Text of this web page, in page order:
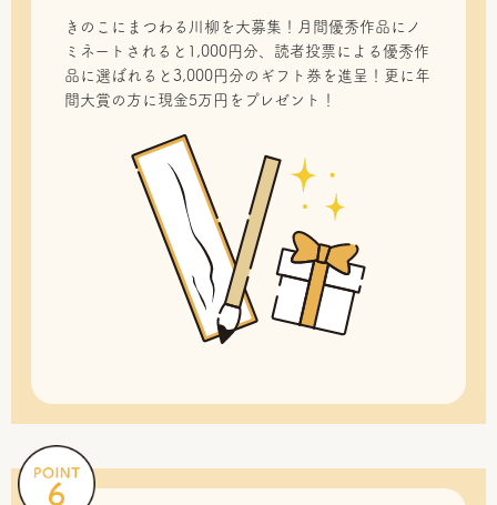
きのこにまつわる川柳を大募集！月間優秀作品にノ
ミネートされると1,000円分、読者投票による優秀作
品に選ばれると3,000円分のギフト券を進呈！更に年
間大賞の方に現金5万円をプレゼント！